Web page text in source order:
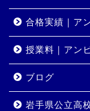
合格実績｜ア
授業料｜アン
ブログ
岩手県公立高